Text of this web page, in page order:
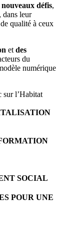
défis,
dans leur
qualité à ceux
et des
du
numérique
sur l’Habitat
SOCIAL
POUR UNE